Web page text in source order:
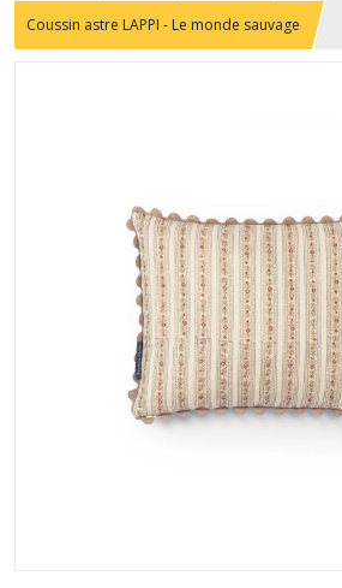
Coussin astre LAPPI - Le monde sauvage